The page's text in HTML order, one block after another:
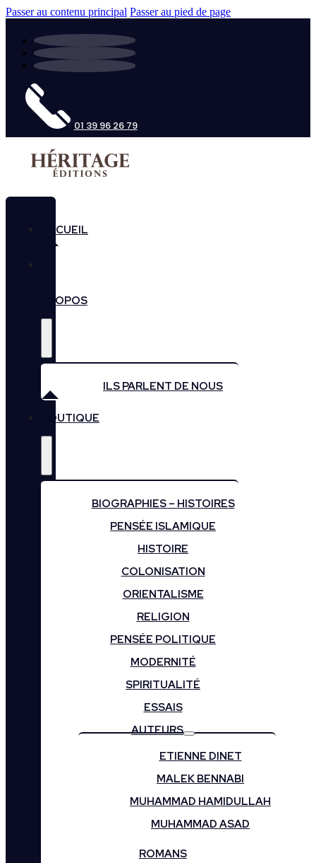
Passer au contenu principal Passer au pied de page
01 39 96 26 79
ACCUEIL
PROPOS
ILS PARLENT DE NOUS
BOUTIQUE
BIOGRAPHIES – HISTOIRES
PENSÉE ISLAMIQUE
HISTOIRE
COLONISATION
ORIENTALISME
RELIGION
PENSÉE POLITIQUE
MODERNITÉ
SPIRITUALITÉ
ESSAIS
AUTEURS
ETIENNE DINET
MALEK BENNABI
MUHAMMAD HAMIDULLAH
MUHAMMAD ASAD
ROMANS